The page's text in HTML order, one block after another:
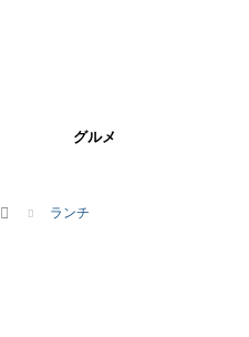
グルメ
ホーム ランチ